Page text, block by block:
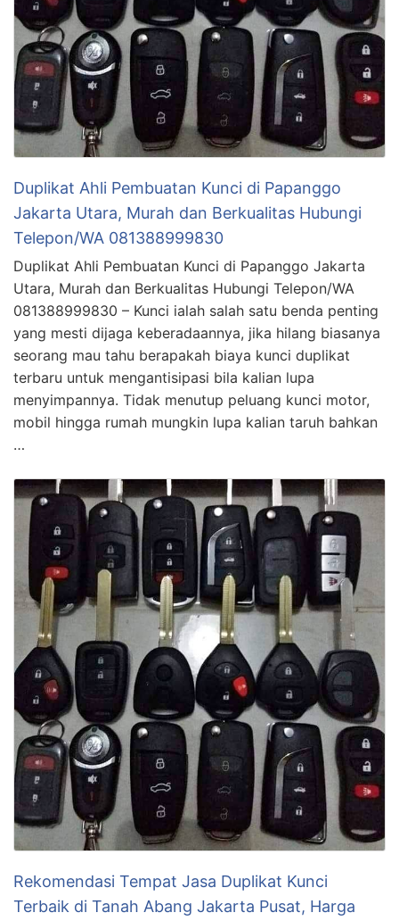
Duplikat Ahli Pembuatan Kunci di Papanggo
Jakarta Utara, Murah dan Berkualitas Hubungi
Telepon/WA 081388999830
Duplikat Ahli Pembuatan Kunci di Papanggo Jakarta
Utara, Murah dan Berkualitas Hubungi Telepon/WA
081388999830 – Kunci ialah salah satu benda penting
yang mesti dijaga keberadaannya, jika hilang biasanya
seorang mau tahu berapakah biaya kunci duplikat
terbaru untuk mengantisipasi bila kalian lupa
menyimpannya. Tidak menutup peluang kunci motor,
mobil hingga rumah mungkin lupa kalian taruh bahkan
…
Rekomendasi Tempat Jasa Duplikat Kunci
Terbaik di Tanah Abang Jakarta Pusat, Harga